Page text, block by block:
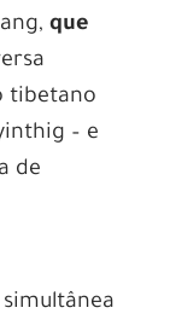
que
tibetano
– e
de